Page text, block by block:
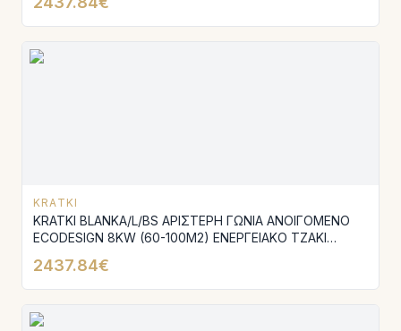
KRATKI
KRATKI BLANKA/L/BS ΑΡΙΣΤΕΡΗ ΓΩΝΙΑ ΑΝΟΙΓΟΜΕΝΟ
ECODESIGN 8KW (60-100M2) ΕΝΕΡΓΕΙΑΚΟ ΤΖΑΚΙ
2437.84€